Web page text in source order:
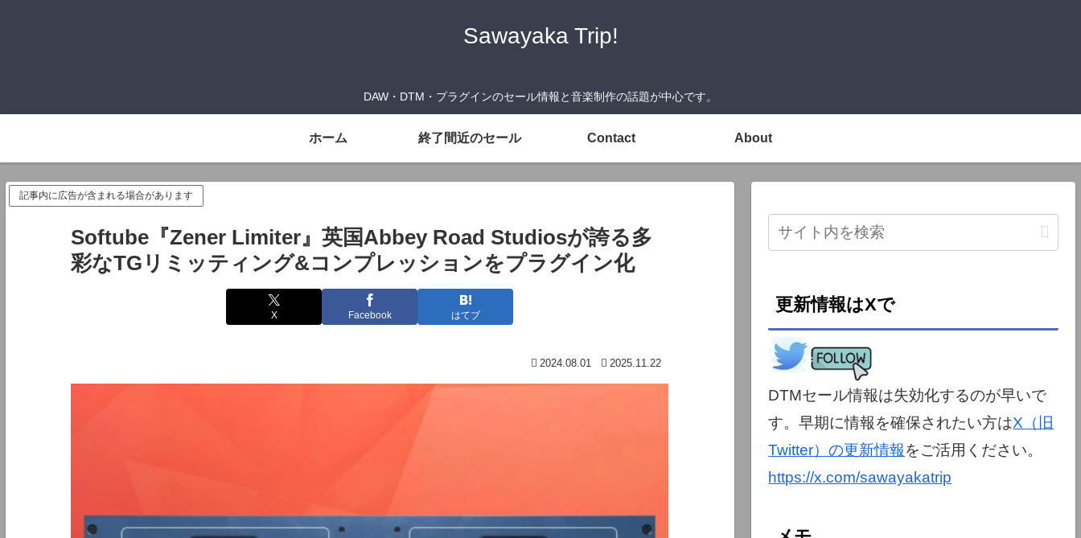
Sawayaka Trip!
DAW・DTM・プラグインのセール情報と音楽制作の話題が中心です。
ホーム 終了間近のセール Contact About
記事内に広告が含まれる場合があります
Softube『Zener Limiter』英国Abbey Road Studiosが誇る多
彩なTGリミッティング&コンプレッションをプラグイン化
X Facebook はてブ
2024.08.01 2025.11.22
更新情報はXで
DTMセール情報は失効化するのが早いで
す。早期に情報を確保されたい方はX（旧
Twitter）の更新情報をご活用ください。
https://x.com/sawayakatrip